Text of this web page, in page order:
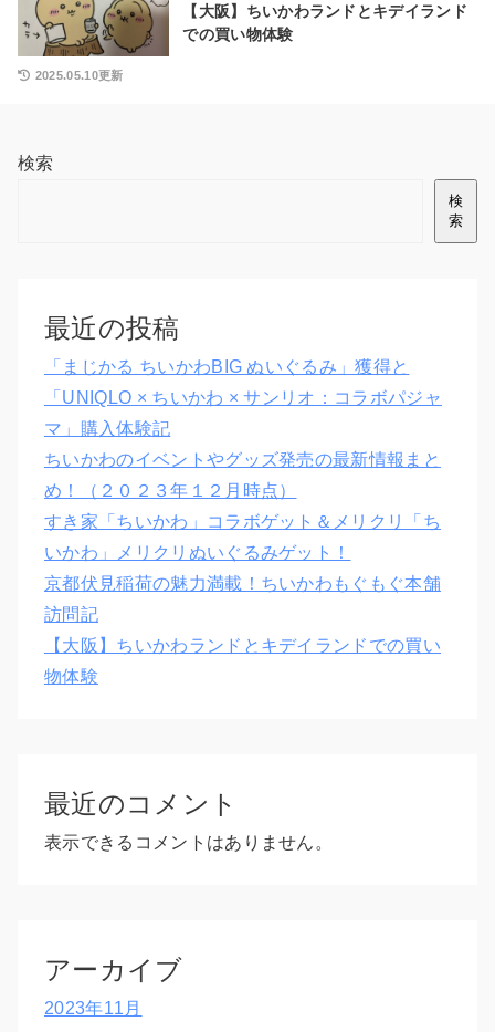
【大阪】ちいかわランドとキデイランド
での買い物体験
2025.05.10更新
検索
検
索
最近の投稿
「まじかる ちいかわBIG ぬいぐるみ」獲得と
「UNIQLO × ちいかわ × サンリオ：コラボパジャ
マ」購入体験記
ちいかわのイベントやグッズ発売の最新情報まと
め！（２０２３年１２月時点）
すき家「ちいかわ」コラボゲット＆メリクリ「ち
いかわ」メリクリぬいぐるみゲット！
京都伏見稲荷の魅力満載！ちいかわもぐもぐ本舗
訪問記
【大阪】ちいかわランドとキデイランドでの買い
物体験
最近のコメント
表示できるコメントはありません。
アーカイブ
2023年11月